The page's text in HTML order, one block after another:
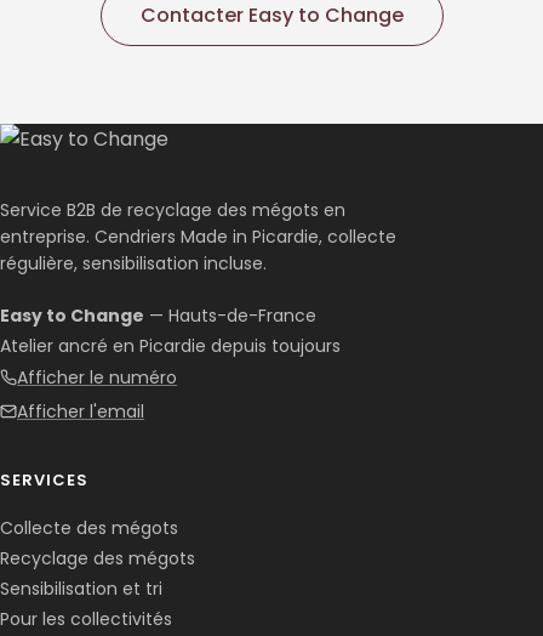
Contacter Easy to Change
Service B2B de recyclage des mégots en
entreprise. Cendriers Made in Picardie, collecte
régulière, sensibilisation incluse.
Easy to Change — Hauts-de-France
Atelier ancré en Picardie depuis toujours
Afficher le numéro
Afficher l'email
SERVICES
Collecte des mégots
Recyclage des mégots
Sensibilisation et tri
Pour les collectivités